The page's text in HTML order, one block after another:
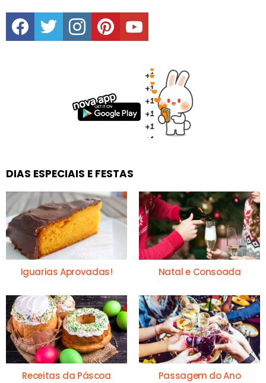
facebooktwitter instagrampinterestyoutube
DIAS ESPECIAIS E FESTAS
Iguarias Aprovadas! Natal e Consoada
Receitas da Páscoa Passagem do Ano